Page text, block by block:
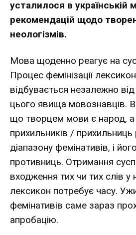
усталилося в українській
рекомендацій щодо
неологізмів.
Мова щоденно реагує на
Процес фемінізації
відбувається незалежно
цього явища мовознавців.
що творцем мови є народ, а
прихильників /
діапазону фемінативів, і
противниць. Отримання
входження тих чи тих слів у
лексикон потребує часу.
фемінативів саме зараз
апробацію.